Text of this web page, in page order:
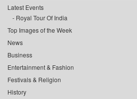
Latest Events
Royal Tour Of India
Top Images of the Week
News
Business
Entertainment & Fashion
Festivals & Religion
History